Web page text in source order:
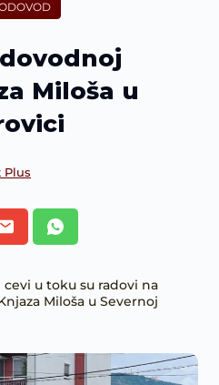
Miloša u
Plus
u toku su radovi na
Miloša u Severnoj